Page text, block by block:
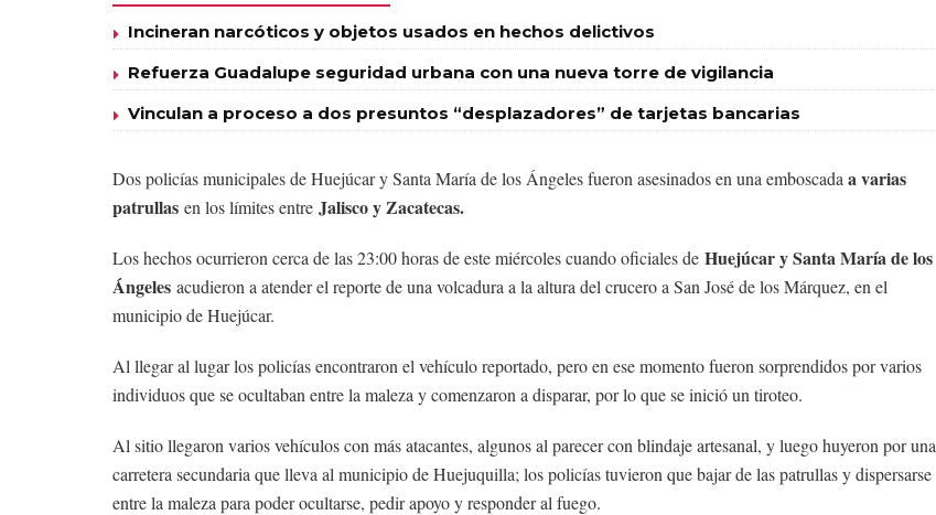
Incineran narcóticos y objetos usados en hechos delictivos
Refuerza Guadalupe seguridad urbana con una nueva torre de vigilancia
Vinculan a proceso a dos presuntos “desplazadores” de tarjetas bancarias
Dos policías municipales de Huejúcar y Santa María de los Ángeles fueron asesinados en una emboscada a varias
patrullas en los límites entre Jalisco y Zacatecas.
Los hechos ocurrieron cerca de las 23:00 horas de este miércoles cuando oficiales de Huejúcar y Santa María de los
Ángeles acudieron a atender el reporte de una volcadura a la altura del crucero a San José de los Márquez, en el
municipio de Huejúcar.
Al llegar al lugar los policías encontraron el vehículo reportado, pero en ese momento fueron sorprendidos por varios
individuos que se ocultaban entre la maleza y comenzaron a disparar, por lo que se inició un tiroteo.
Al sitio llegaron varios vehículos con más atacantes, algunos al parecer con blindaje artesanal, y luego huyeron por una
carretera secundaria que lleva al municipio de Huejuquilla; los policías tuvieron que bajar de las patrullas y dispersarse
entre la maleza para poder ocultarse, pedir apoyo y responder al fuego.